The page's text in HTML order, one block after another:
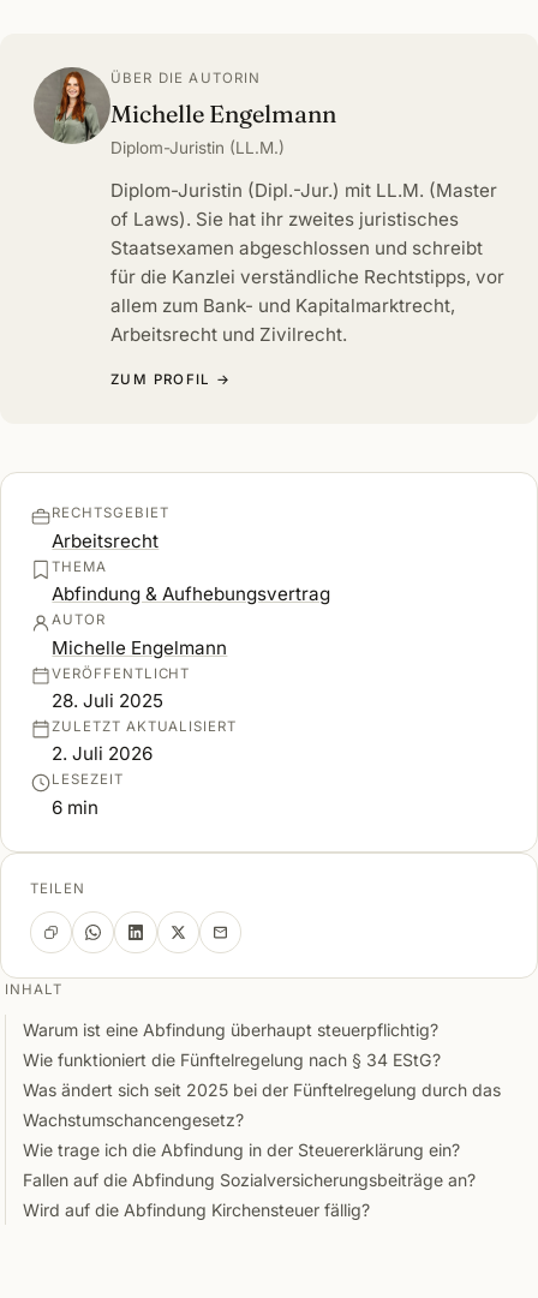
ÜBER DIE AUTORIN
Michelle Engelmann
Diplom-Juristin (LL.M.)
Diplom-Juristin (Dipl.-Jur.) mit LL.M. (Master
of Laws). Sie hat ihr zweites juristisches
Staatsexamen abgeschlossen und schreibt
für die Kanzlei verständliche Rechtstipps, vor
allem zum Bank- und Kapitalmarktrecht,
Arbeitsrecht und Zivilrecht.
ZUM PROFIL →
RECHTSGEBIET
Arbeitsrecht
THEMA
Abfindung & Aufhebungsvertrag
AUTOR
Michelle Engelmann
VERÖFFENTLICHT
28. Juli 2025
ZULETZT AKTUALISIERT
2. Juli 2026
LESEZEIT
6 min
TEILEN
INHALT
Warum ist eine Abfindung überhaupt steuerpflichtig?
Wie funktioniert die Fünftelregelung nach § 34 EStG?
Was ändert sich seit 2025 bei der Fünftelregelung durch das
Wachstumschancengesetz?
Wie trage ich die Abfindung in der Steuererklärung ein?
Fallen auf die Abfindung Sozialversicherungsbeiträge an?
Wird auf die Abfindung Kirchensteuer fällig?